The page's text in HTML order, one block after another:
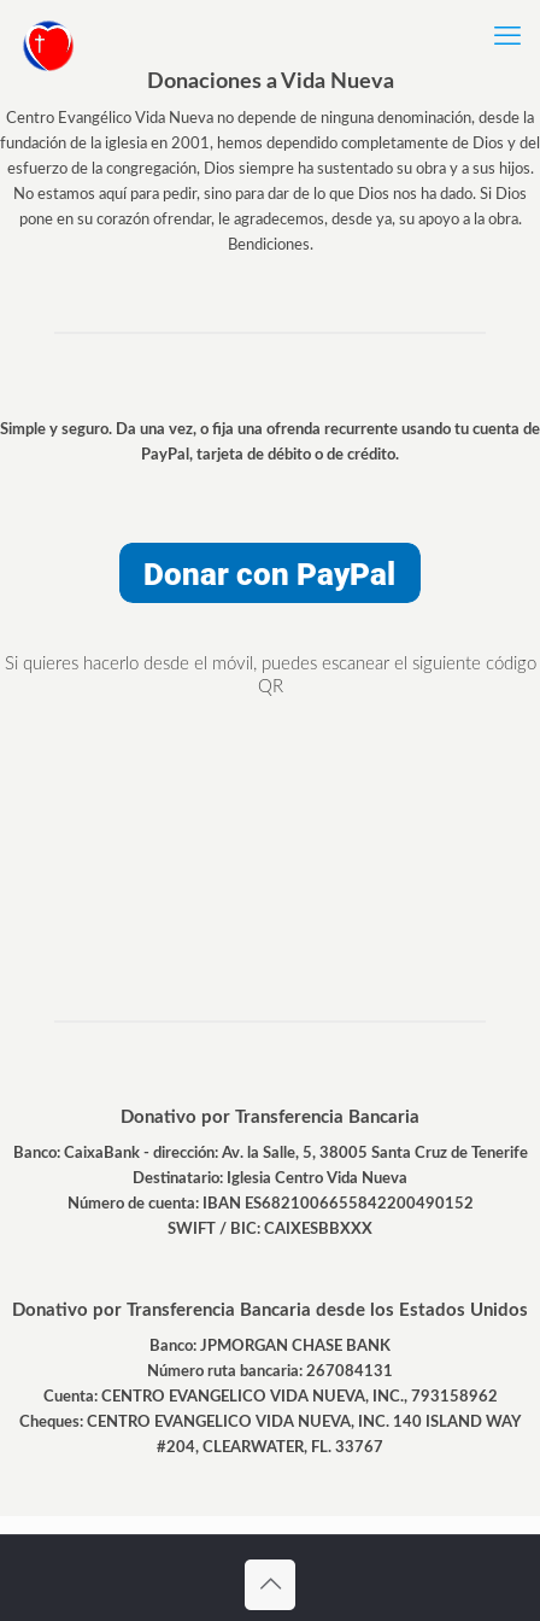
Donaciones a Vida Nueva
Centro Evangélico Vida Nueva no depende de ninguna denominación, desde la
fundación de la iglesia en 2001, hemos dependido completamente de Dios y del
esfuerzo de la congregación, Dios siempre ha sustentado su obra y a sus hijos.
No estamos aquí para pedir, sino para dar de lo que Dios nos ha dado. Si Dios
pone en su corazón ofrendar, le agradecemos, desde ya, su apoyo a la obra.
Bendiciones.
Simple y seguro. Da una vez, o fija una ofrenda recurrente usando tu cuenta de
PayPal, tarjeta de débito o de crédito.
Si quieres hacerlo desde el móvil, puedes escanear el siguiente código
QR
Donativo por Transferencia Bancaria
Banco: CaixaBank - dirección: Av. la Salle, 5, 38005 Santa Cruz de Tenerife
Destinatario: Iglesia Centro Vida Nueva
Número de cuenta: IBAN ES6821006655842200490152
SWIFT / BIC: CAIXESBBXXX
Donativo por Transferencia Bancaria desde los Estados Unidos
Banco: JPMORGAN CHASE BANK
Número ruta bancaria: 267084131
Cuenta: CENTRO EVANGELICO VIDA NUEVA, INC., 793158962
Cheques: CENTRO EVANGELICO VIDA NUEVA, INC. 140 ISLAND WAY
#204, CLEARWATER, FL. 33767